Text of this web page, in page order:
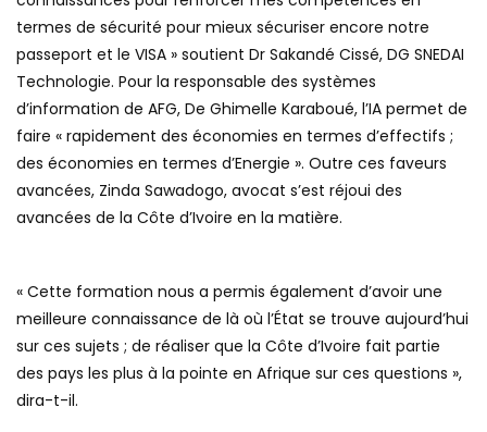
termes de sécurité pour mieux sécuriser encore notre
passeport et le VISA » soutient Dr Sakandé Cissé, DG SNEDAI
Technologie. Pour la responsable des systèmes
d’information de AFG, De Ghimelle Karaboué, l’IA permet de
faire « rapidement des économies en termes d’effectifs ;
des économies en termes d’Energie ». Outre ces faveurs
avancées, Zinda Sawadogo, avocat s’est réjoui des
avancées de la Côte d’Ivoire en la matière.
« Cette formation nous a permis également d’avoir une
meilleure connaissance de là où l’État se trouve aujourd’hui
sur ces sujets ; de réaliser que la Côte d’Ivoire fait partie
des pays les plus à la pointe en Afrique sur ces questions »,
dira-t-il.